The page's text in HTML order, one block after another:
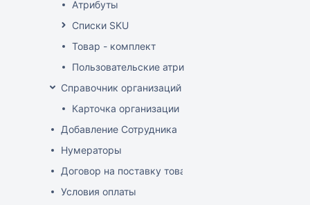
Атрибуты
Списки SKU
Товар - комплект
Пользовательские атрибуты
Справочник организаций
Карточка организации
Добавление Сотрудника
Нумераторы
Договор на поставку товаров (форма)
Условия оплаты